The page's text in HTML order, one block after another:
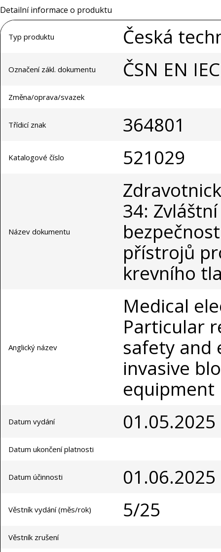
Detailní informace o produktu
Typ produktu Česká
Označení zákl. dokumentu ČSN EN
Změna/oprava/svazek
Třídicí znak 364801
Katalogové číslo 521029
Název dokumentu
34:
přístrojů
krevního
Anglický název
Medical
Particular
safety and
invasive
equipment
Datum vydání 01.05.2025
Datum ukončení platnosti
Datum účinnosti 01.06.2025
Věstník vydání (měs/rok) 5/25
Věstník zrušení